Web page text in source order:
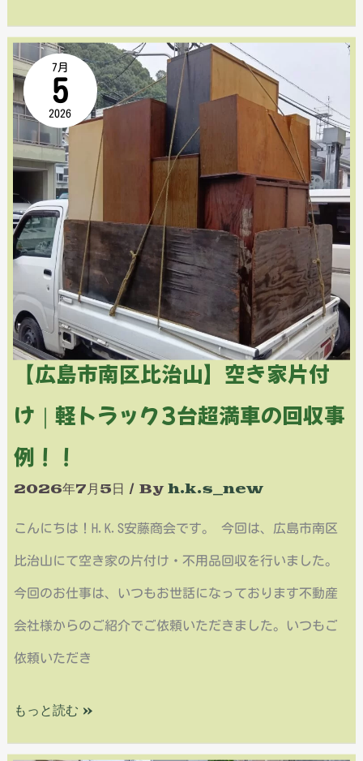
分
を
ス
ッ
フ
名
で
回
事
7月
5
2026
【広島市南区比治山】空き家片付
け｜軽トラック3台超満車の回収事
例！！
2026年7月5日 / By h.k.s_new
こんにちは！H.K.S安藤商会です。 今回は、広島市南区
比治山にて空き家の片付け・不用品回収を行いました。
今回のお仕事は、いつもお世話になっております不動産
会社様からのご紹介でご依頼いただきました。いつもご
依頼いただき
【広
島
市
南
比
治
空
き
片
ト
ラ
ッ
ク
3
もっと読む »